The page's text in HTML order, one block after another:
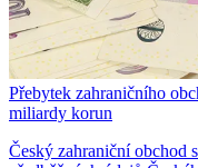
Přebytek zahraničního
miliardy korun
Český zahraniční obchod